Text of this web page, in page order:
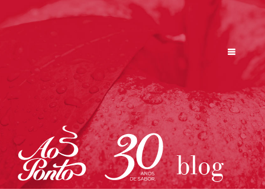
blog